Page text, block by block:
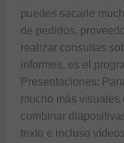
puedes sacarle
de pedidos,
realizar consultas
informes, es el
Presentaciones:
mucho más visuales
combinar
texto e incluso